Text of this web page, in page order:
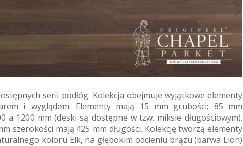
serii podłóg. Kolekcja obejmuje wyjątkowe elementy
i wyglądem. Elementy mają 15 mm grubości; 85 mm
a 1200 mm (deski są dostępne w tzw. miksie długościowym).
szerokości mają 425 mm długości. Kolekcję tworzą elementy
koloru Elk, na głębokim odcieniu brązu (barwa Lion)